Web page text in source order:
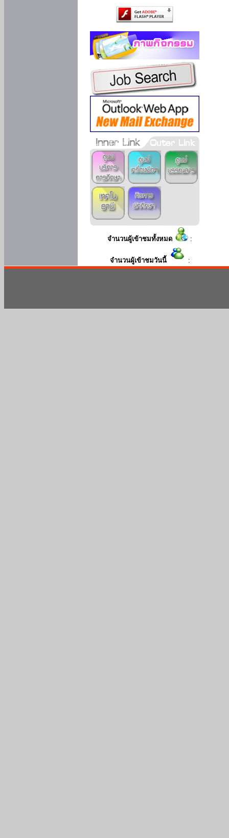
จำนวนผู้เข้าชมทั้งหมด :
จำนวนผู้เข้าชมวันนี้ :